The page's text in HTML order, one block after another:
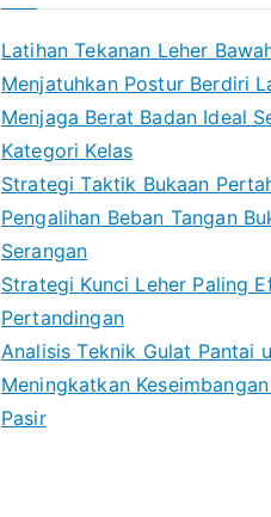
Latihan Tekanan Leher
Menjatuhkan Postur Berdiri
Menjaga Berat Badan Ideal
Kategori Kelas
Strategi Taktik Bukaan
Pengalihan Beban Tangan
Serangan
Strategi Kunci Leher Paling
Pertandingan
Analisis Teknik Gulat Pantai
Meningkatkan
Pasir